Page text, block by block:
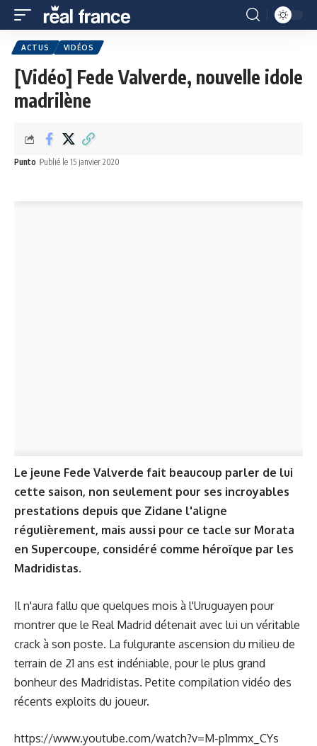
ACTUS VIDÉOS
[Vidéo] Fede Valverde, nouvelle idole
madrilène
Punto Publié le 15 janvier 2020
Le jeune Fede Valverde fait beaucoup parler de lui
cette saison, non seulement pour ses incroyables
prestations depuis que Zidane l'aligne
régulièrement, mais aussi pour ce tacle sur Morata
en Supercoupe, considéré comme héroïque par les
Madridistas.
Il n'aura fallu que quelques mois à l'Uruguayen pour
montrer que le Real Madrid détenait avec lui un véritable
crack à son poste. La fulgurante ascension du milieu de
terrain de 21 ans est indéniable, pour le plus grand
bonheur des Madridistas. Petite compilation vidéo des
récents exploits du joueur.
https://www.youtube.com/watch?v=M-p1mmx_CYs